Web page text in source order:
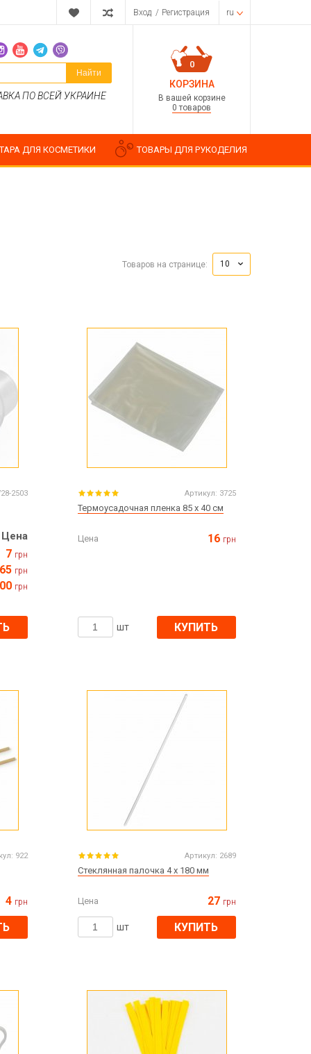
Вход / Регистрация ru
Найти
ПО ВСЕЙ УКРАИНЕ
0
КОРЗИНА
В вашей корзине
0 товаров
Пищевые ароматизаторы
Тара для косметики оптом
Мыльная основа оптом
Базовые масла жидкие и баттеры оптом
Украины
ТАРА ДЛЯ КОСМЕТИКИ ТОВАРЫ ДЛЯ РУКОДЕЛИЯ
Товаров на странице: 10
2503
Цена
7 грн
65 грн
грн
Артикул: 3725
Термоусадочная пленка 85 х 40 см
Цена 16 грн
шт КУПИТЬ
922
4 грн
Артикул: 2689
Стеклянная палочка 4 х 180 мм
Цена 27 грн
шт КУПИТЬ